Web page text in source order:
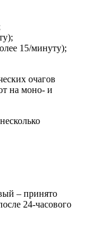
15/минуту);
очагов
на моно- и
– принято
24-часового